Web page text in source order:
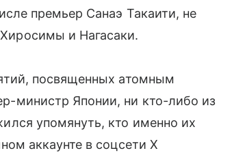
премьер Санаэ Такаити, не
и Нагасаки.
посвященных атомным
министр Японии, ни кто-либо из
упомянуть, кто именно их
аккаунте в соцсети X